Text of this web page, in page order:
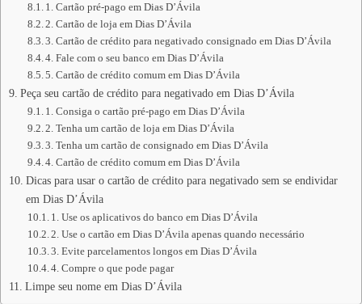
1. Cartão pré-pago em Dias D’Ávila
2. Cartão de loja em Dias D’Ávila
3. Cartão de crédito para negativado consignado em Dias D’Ávila
4. Fale com o seu banco em Dias D’Ávila
5. Cartão de crédito comum em Dias D’Ávila
Peça seu cartão de crédito para negativado em Dias D’Ávila
1. Consiga o cartão pré-pago em Dias D’Ávila
2. Tenha um cartão de loja em Dias D’Ávila
3. Tenha um cartão de consignado em Dias D’Ávila
4. Cartão de crédito comum em Dias D’Ávila
Dicas para usar o cartão de crédito para negativado sem se endividar
em Dias D’Ávila
1. Use os aplicativos do banco em Dias D’Ávila
2. Use o cartão em Dias D’Ávila apenas quando necessário
3. Evite parcelamentos longos em Dias D’Ávila
4. Compre o que pode pagar
Limpe seu nome em Dias D’Ávila